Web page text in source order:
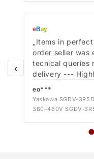
‹
eBay
„Items in
order seller was
tecnical queries
delivery ---
eo***
Yaskawa SGDV-
380–480V SGDV-